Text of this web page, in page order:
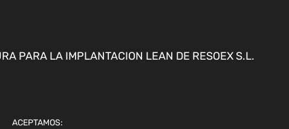
PARA LA IMPLANTACION LEAN DE RESOEX S.L.
ACEPTAMOS: